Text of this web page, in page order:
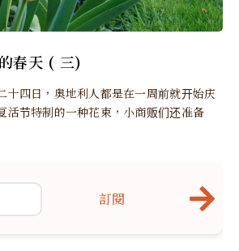
春天 ( 三)
十四日，奥地利人都是在一周前就开始庆
活节特制的一种花束，小商贩们还准备
訂閱